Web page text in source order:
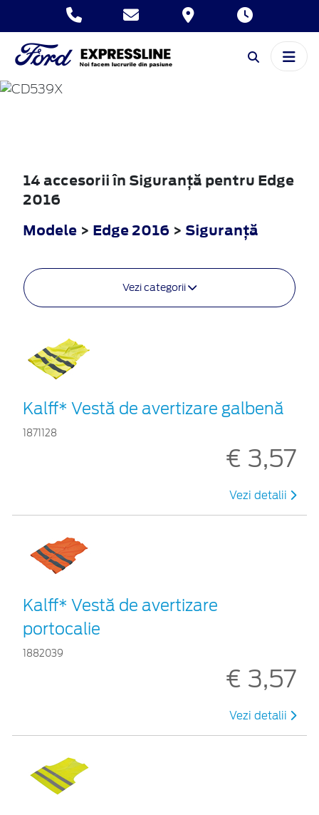
EDGE
14 accesorii în Siguranţă pentru Edge
2016
Modele > Edge 2016 > Siguranţă
Vezi categorii
Kalff* Vestă de avertizare galbenă
1871128
€ 3,57
Vezi detalii
Kalff* Vestă de avertizare
portocalie
1882039
€ 3,57
Vezi detalii